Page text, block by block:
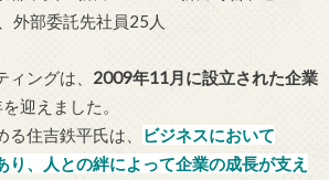
外部委託先社員25人
ングは、 2009年11月に設立された企業
迎えました。
住吉鉄平氏は、
ビジネスにおいて
り、人との絆によって企業の成長が支え